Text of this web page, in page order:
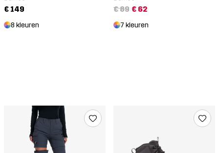
€ 149
8 kleuren
€ 89 € 62
7 kleuren